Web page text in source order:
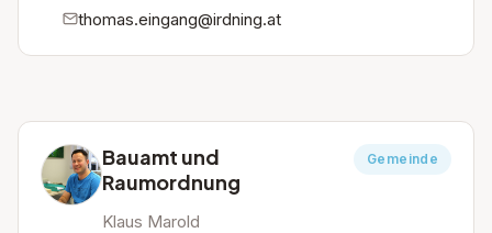
thomas.eingang@irdning.at
Bauamt und
Raumordnung
Klaus Marold
Gemeinde